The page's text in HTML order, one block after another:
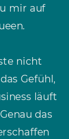
mir auf
nicht
Gefühl,
läuft
das